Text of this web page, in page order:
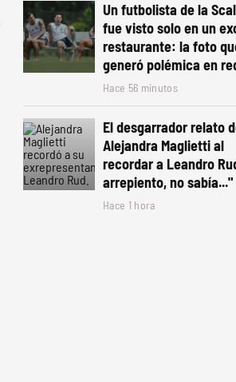
Un futbolista de la
fue visto solo en un
restaurante: la foto
generó polémica en
Hace 56 minutos
El desgarrador relato
Alejandra Maglietti al
recordar a Leandro
arrepiento, no sabía..."
Hace 1 hora